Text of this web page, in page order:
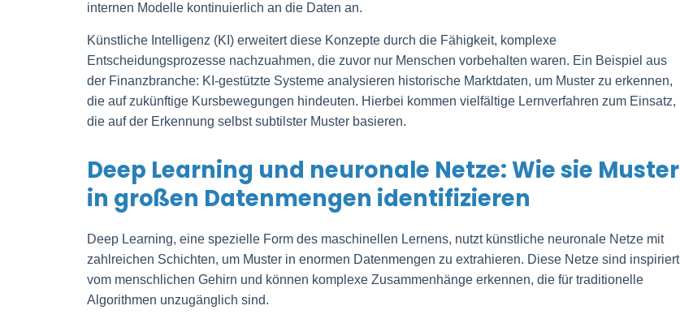
internen Modelle kontinuierlich an die Daten an.
Künstliche Intelligenz (KI) erweitert diese Konzepte durch die Fähigkeit, komplexe
Entscheidungsprozesse nachzuahmen, die zuvor nur Menschen vorbehalten waren. Ein Beispiel aus
der Finanzbranche: KI-gestützte Systeme analysieren historische Marktdaten, um Muster zu erkennen,
die auf zukünftige Kursbewegungen hindeuten. Hierbei kommen vielfältige Lernverfahren zum Einsatz,
die auf der Erkennung selbst subtilster Muster basieren.
Deep Learning und neuronale Netze: Wie sie Muster
in großen Datenmengen identifizieren
Deep Learning, eine spezielle Form des maschinellen Lernens, nutzt künstliche neuronale Netze mit
zahlreichen Schichten, um Muster in enormen Datenmengen zu extrahieren. Diese Netze sind inspiriert
vom menschlichen Gehirn und können komplexe Zusammenhänge erkennen, die für traditionelle
Algorithmen unzugänglich sind.